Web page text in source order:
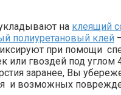
на клеящий
полиуретановый клей
при помощи
или гвоздей под углом
заранее, Вы
и возможных